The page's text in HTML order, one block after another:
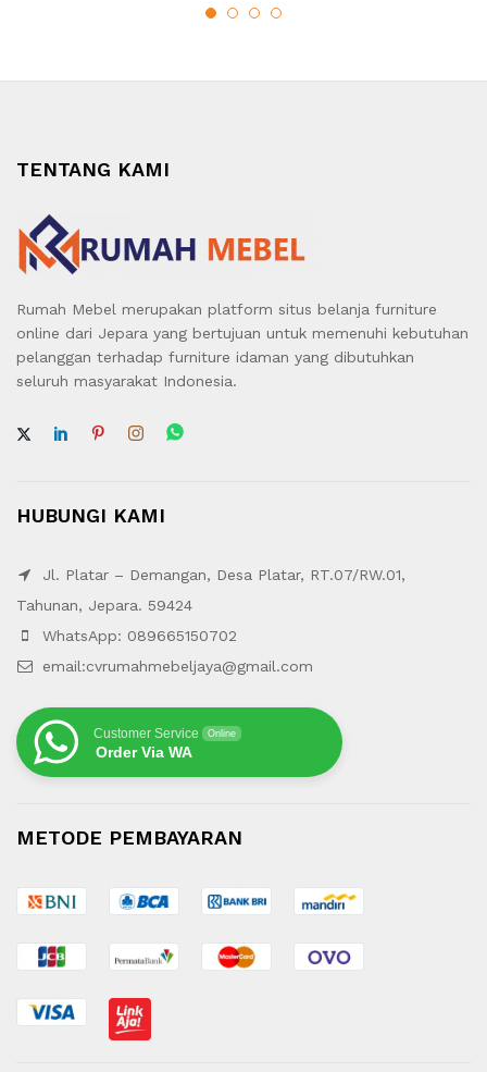
TENTANG KAMI
Rumah Mebel merupakan platform situs belanja furniture
online dari Jepara yang bertujuan untuk memenuhi kebutuhan
pelanggan terhadap furniture idaman yang dibutuhkan
seluruh masyarakat Indonesia.
HUBUNGI KAMI
Jl. Platar – Demangan, Desa Platar, RT.07/RW.01,
Tahunan, Jepara. 59424
WhatsApp: 089665150702
email:cvrumahmebeljaya@gmail.com
Customer Service Online
Order Via WA
METODE PEMBAYARAN